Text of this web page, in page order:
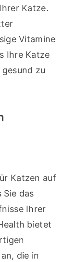
Katze.
Vitamine
Ihre Katze
zu
Katzen auf
das
Ihrer
bietet
die in